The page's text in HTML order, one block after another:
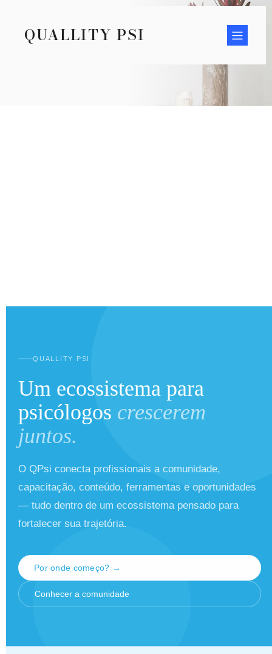
QUALLITY PSI
QUALLITY PSI
Um ecossistema para
psicólogos crescerem
juntos.
O QPsi conecta profissionais a comunidade,
capacitação, conteúdo, ferramentas e oportunidades
— tudo dentro de um ecossistema pensado para
fortalecer sua trajetória.
Por onde começo? →
Conhecer a comunidade